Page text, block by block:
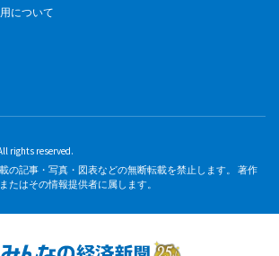
について
rights reserved.
の記事・写真・図表などの無断転載を禁止します。 著作
たはその情報提供者に属します。